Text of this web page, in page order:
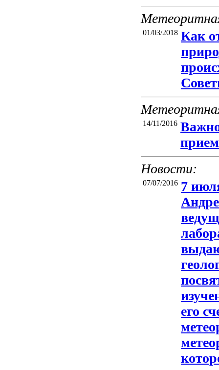
01/03/2018 Как
14/11/2016
Новости:
07/07/2016 7
его